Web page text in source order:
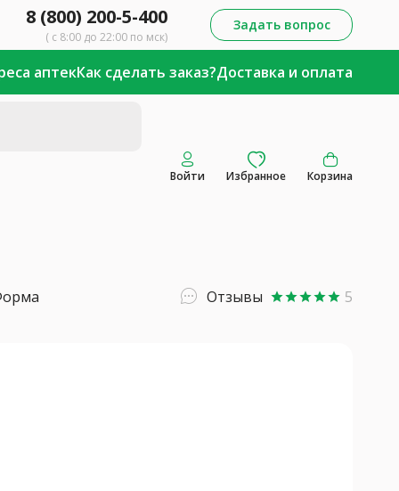
8 (800) 200-5-400
( с 8:00 до 22:00 по мск)
Задать вопрос
аптекКак сделать заказ?Доставка и оплата
Войти Избранное Корзина
Отзывы starstarstarstarstar 5